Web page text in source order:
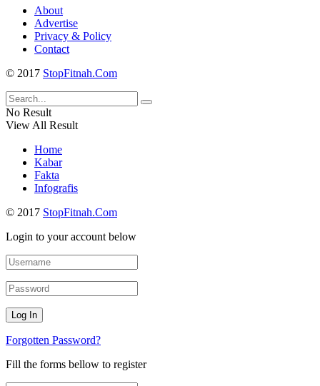
About
Advertise
Privacy & Policy
Contact
© 2017 StopFitnah.Com
No Result
View All Result
Home
Kabar
Fakta
Infografis
© 2017 StopFitnah.Com
Login to your account below
Forgotten Password?
Fill the forms bellow to register